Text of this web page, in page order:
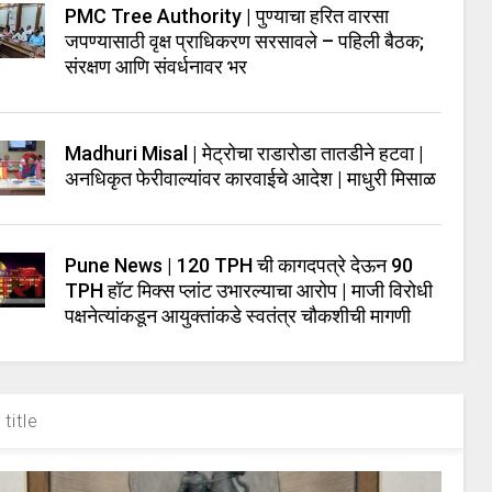
PMC Tree Authority | पुण्याचा हरित वारसा
जपण्यासाठी वृक्ष प्राधिकरण सरसावले – पहिली बैठक;
संरक्षण आणि संवर्धनावर भर
Madhuri Misal | मेट्रोचा राडारोडा तातडीने हटवा |
अनधिकृत फेरीवाल्यांवर कारवाईचे आदेश | माधुरी मिसाळ
Pune News | 120 TPH ची कागदपत्रे देऊन 90
TPH हॉट मिक्स प्लांट उभारल्याचा आरोप | माजी विरोधी
पक्षनेत्यांकडून आयुक्तांकडे स्वतंत्र चौकशीची मागणी